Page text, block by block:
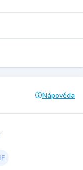
Nápověda